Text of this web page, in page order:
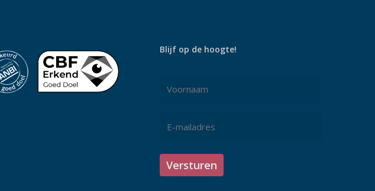
Blijf op de hoogte!